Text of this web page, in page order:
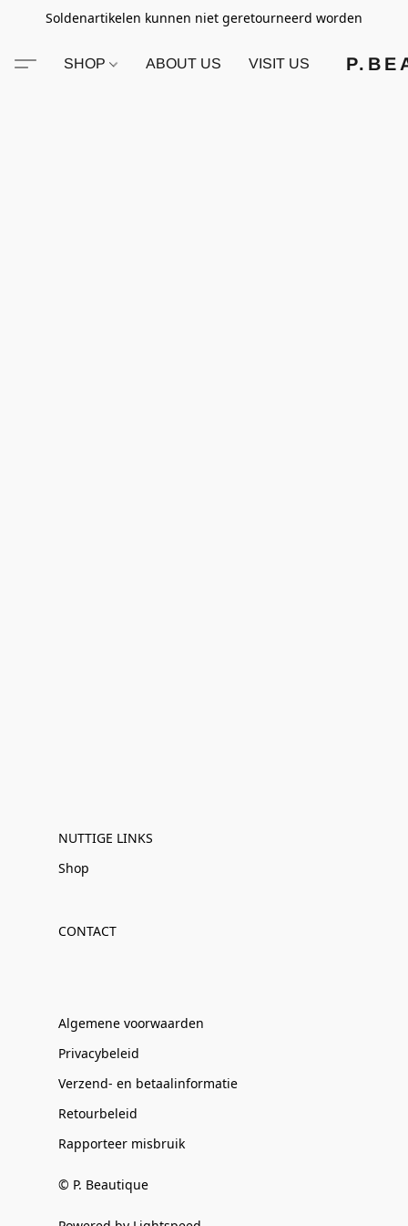
Soldenartikelen kunnen niet geretourneerd worden
SHOP ABOUT US VISIT US
NUTTIGE LINKS
Shop
CONTACT
Algemene voorwaarden
Privacybeleid
Verzend- en betaalinformatie
Retourbeleid
Rapporteer misbruik
© P. Beautique